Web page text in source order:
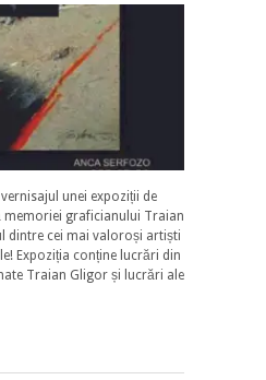
unei expoziții de
memoriei graficianului Traian
dintre cei mai valoroși artiști
Expoziția conține lucrări din
Traian Gligor și lucrări ale